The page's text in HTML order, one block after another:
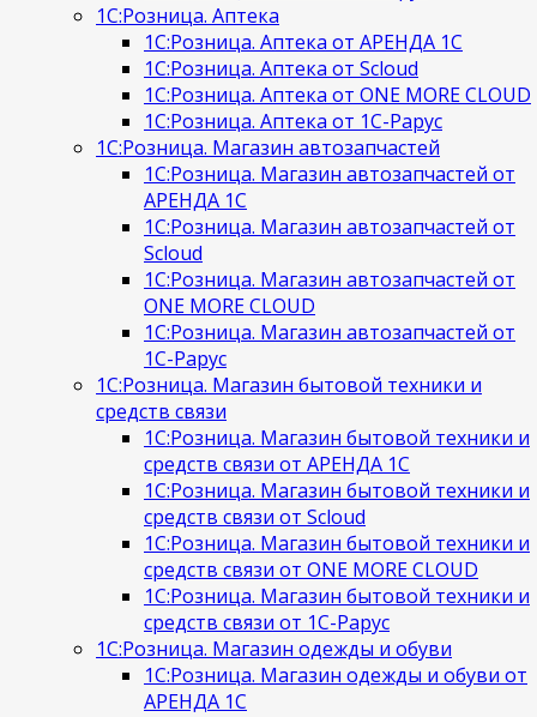
1С:Розница. Аптека
1С:Розница. Аптека от АРЕНДА 1С
1С:Розница. Аптека от Scloud
1С:Розница. Аптека от ONE MORE CLOUD
1С:Розница. Аптека от 1С-Рарус
1С:Розница. Магазин автозапчастей
1С:Розница. Магазин автозапчастей от
АРЕНДА 1С
1С:Розница. Магазин автозапчастей от
Scloud
1С:Розница. Магазин автозапчастей от
ONE MORE CLOUD
1С:Розница. Магазин автозапчастей от
1С-Рарус
1С:Розница. Магазин бытовой техники и
средств связи
1С:Розница. Магазин бытовой техники и
средств связи от АРЕНДА 1С
1С:Розница. Магазин бытовой техники и
средств связи от Scloud
1С:Розница. Магазин бытовой техники и
средств связи от ONE MORE CLOUD
1С:Розница. Магазин бытовой техники и
средств связи от 1С-Рарус
1С:Розница. Магазин одежды и обуви
1С:Розница. Магазин одежды и обуви от
АРЕНДА 1С